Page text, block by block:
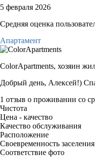
5 февраля 2026
Средняя оценка
Апартамент
ColorApartments, хозяин
Добрый день, Алексей!)
1 отзыв о проживании со
Чистота
Цена - качество
Качество обслуживания
Расположение
Своевременность заселения
Соответствие фото